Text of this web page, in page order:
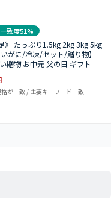
一致度51%
》 たっぷり1.5kg 2kg 3kg 5kg
がに/冷凍/セット/贈り物】
贈物 お中元 父の日 ギフト
が一致 / 主要キーワード一致